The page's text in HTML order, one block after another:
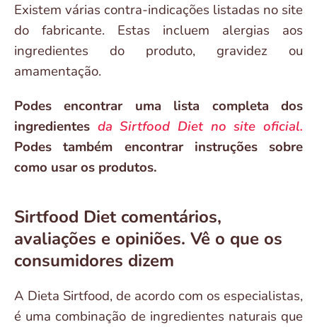
Existem várias contra-indicações listadas no site
do fabricante. Estas incluem alergias aos
ingredientes do produto, gravidez ou
amamentação.
Podes encontrar uma lista completa dos
ingredientes da Sirtfood Diet no site oficial.
Podes também encontrar instruções sobre
como usar os produtos.
Sirtfood Diet comentários,
avaliações e opiniões. Vê o que os
consumidores dizem
A Dieta Sirtfood, de acordo com os especialistas,
é uma combinação de ingredientes naturais que